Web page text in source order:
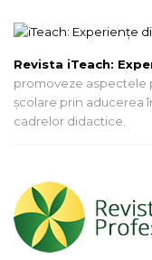
Revista iTeach:
promoveze aspectele
şcolare prin aducerea
cadrelor didactice.